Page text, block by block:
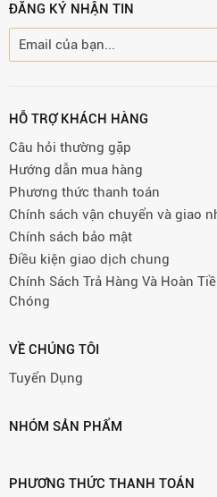
ĐĂNG KÝ NHẬN TIN
HỖ TRỢ KHÁCH HÀNG
Câu hỏi thường gặp
Hướng dẫn mua hàng
Phương thức thanh toán
Chính sách vận chuyển và giao
Chính sách bảo mật
Điều kiện giao dịch chung
Chính Sách Trả Hàng Và Hoàn
Chóng
VỀ CHÚNG TÔI
Tuyển Dụng
NHÓM SẢN PHẨM
PHƯƠNG THỨC THANH TOÁN